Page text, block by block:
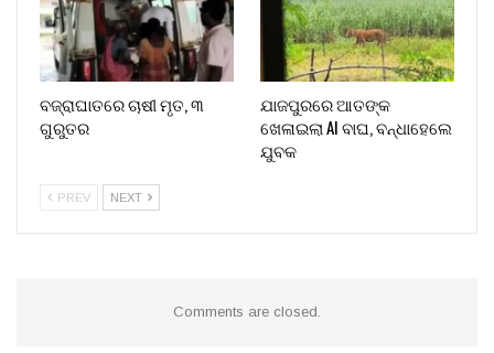
ବଜ୍ରାଘାତରେ ଚାଷୀ ମୃତ, ୩
ଗୁରୁତର
ଯାଜପୁରରେ ଆତଙ୍କ
ଖେଳାଇଲା AI ବାଘ, ବନ୍ଧାହେଲେ
ଯୁବକ
PREV NEXT
Comments are closed.